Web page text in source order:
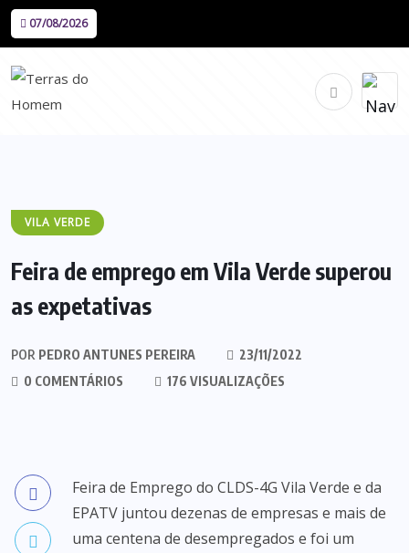
07/08/2026
VILA VERDE
Feira de emprego em Vila Verde superou
as expetativas
POR PEDRO ANTUNES PEREIRA
23/11/2022
0 COMENTÁRIOS
176 VISUALIZAÇÕES
Feira de Emprego do CLDS-4G Vila Verde e da
EPATV juntou dezenas de empresas e mais de
uma centena de desempregados e foi um